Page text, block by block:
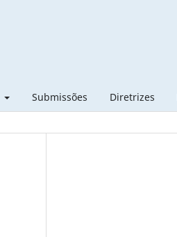
Submissões Diretrizes